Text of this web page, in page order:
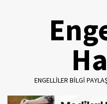
ENGELLILER BILGI